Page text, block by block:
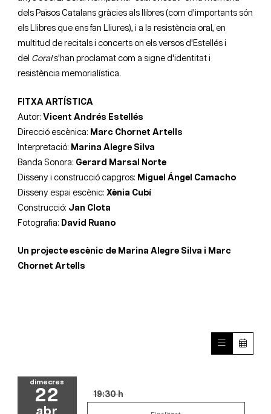
dels Països Catalans gràcies als llibres (com d'importants són
els Llibres que ens fan Lliures), i a la resistència oral, en
multitud de recitals i concerts on els versos d'Estellés i
del Corals'han proclamat com a signe d'identitat i
resistència memorialística.
FITXA ARTÍSTICA
Autor: Vicent Andrés Estellés
Direcció escènica: Marc Chornet Artells
Interpretació: Marina Alegre Silva
Banda Sonora: Gerard Marsal Norte
Disseny i construcció capgros: Miguel Ángel Camacho
Disseny espai escènic: Xènia Cubí
Construcció: Jan Clota
Fotografia: David Ruano
Un projecte escènic de Marina Alegre Silva i Marc
Chornet Artells
dimecres
22 19:30 h